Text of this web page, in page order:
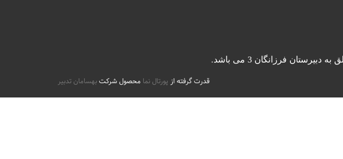
فرزانگان 3 می باشد.
قدرت گرفته از پورتال نما محصول شرکتبهسامان تدبیر